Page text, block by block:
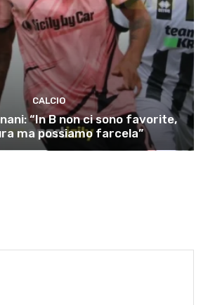
CALCIO
“In B non ci sono favorite,
ma possiamo farcela”